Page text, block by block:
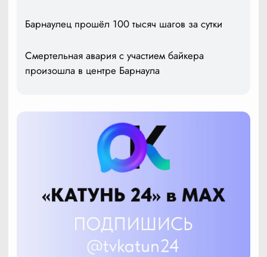
Барнаулец прошёл 100 тысяч шагов за сутки
Смертельная авария с участием байкера
произошла в центре Барнаула